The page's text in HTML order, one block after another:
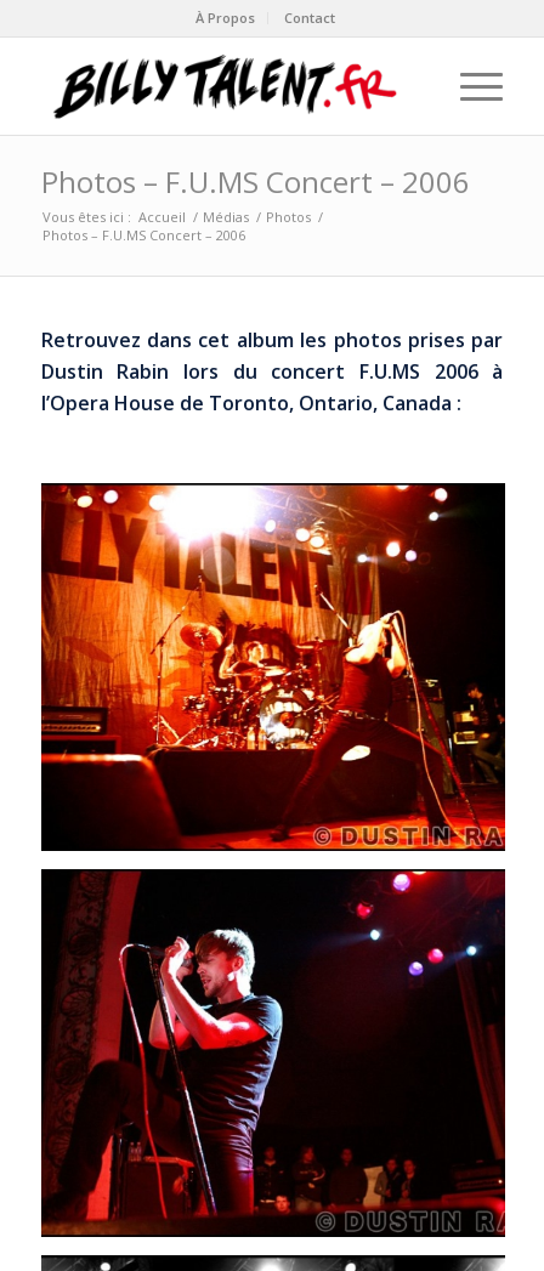
À Propos Contact
Photos – F.U.MS Concert – 2006
Vous êtes ici : Accueil / Médias / Photos /
Photos – F.U.MS Concert – 2006
Retrouvez dans cet album les photos prises par
Dustin Rabin lors du concert F.U.MS 2006 à
l’Opera House de Toronto, Ontario, Canada :